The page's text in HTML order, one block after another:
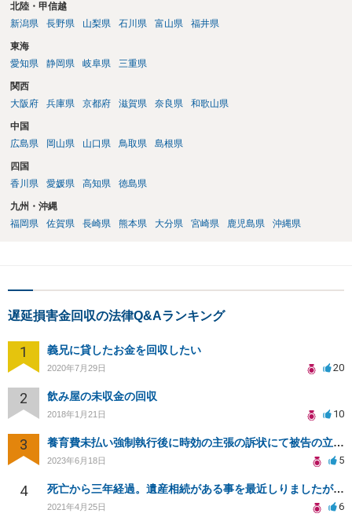
北陸・甲信越
新潟県
長野県 山梨県 石川県 富山県 福井県
東海
愛知県
静岡県 岐阜県 三重県
関西
大阪府
兵庫県 京都府 滋賀県 奈良県 和歌山県
中国
広島県
岡山県 山口県 鳥取県 島根県
四国
香川県
愛媛県 高知県 徳島県
九州・沖縄
福岡県
佐賀県 長崎県 熊本県 大分県 宮崎県 鹿児島県 沖縄県
遅延損害金回収の法律Q&Aランキング
1 義兄に貸したお金を回収したい
2020年7月29日 20
2 飲み屋の未収金の回収
2018年1月21日 10
3 養育費未払い強制執行後に時効の主張の訴状にて被告の立場です。東京裁判所対応可能弁護人を探しております
2023年6月18日 5
4 死亡から三年経過。遺産相続がある事を最近しりましたが放棄できますでしょうか？
2021年4月25日 6